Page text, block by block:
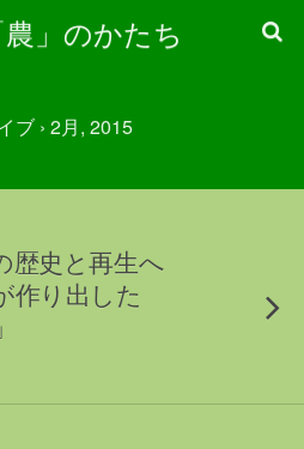
」のかたち
ブ › 2月, 2015
歴史と再生へ
作り出した